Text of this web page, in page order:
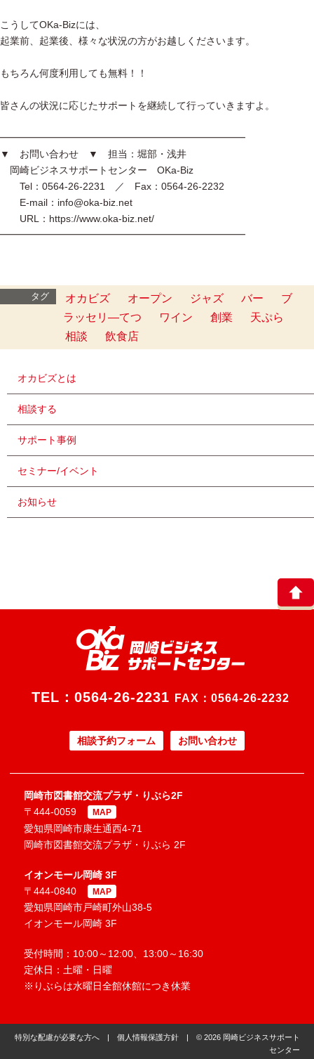
こうしてOKa-Bizには、
起業前、起業後、様々な状況の方がお越しくださいます。
もちろん何度利用しても無料！！
皆さんの状況に応じたサポートを継続して行っていきますよ。
━━━━━━━━━━━━━━━━━━━━━━━━━
▼ お問い合わせ ▼ 担当：堀部・浅井
岡崎ビジネスサポートセンター OKa-Biz
Tel：0564-26-2231 ／ Fax：0564-26-2232
E-mail：info@oka-biz.net
URL：https://www.oka-biz.net/
━━━━━━━━━━━━━━━━━━━━━━━━━
タグ オカビズ オープン ジャズ バー
ブ
ラッセリ―てつ
ワイン 創業
天ぷら
相談
飲食店
オカビズとは
相談する
サポート事例
セミナー/イベント
お知らせ
TEL： 0564-26-2231 FAX：0564-26-2232
相談予約フォーム お問い合わせ
岡崎市図書館交流プラザ・りぶら2F
〒444-0059
MAP
愛知県岡崎市康生通西4-71
岡崎市図書館交流プラザ・りぶら 2F
イオンモール岡崎 3F
〒444-0840
MAP
愛知県岡崎市戸崎町外山38-5
イオンモール岡崎 3F
受付時間：10:00～12:00、13:00～16:30
定休日：土曜・日曜
※りぶらは水曜日全館休館につき休業
特別な配慮が必要な方へ 個人情報保護方針 | © 2026 岡崎ビジネスサポート
センター